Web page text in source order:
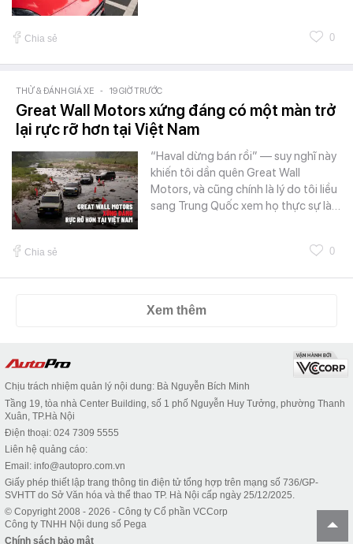
Chia sẻ 0
THỬ & ĐÁNH GIÁ XE - 19 GIỜ TRƯỚC
Great Wall Motors xứng đáng có một màn trở
lại rực rỡ hơn tại Việt Nam
“Haval dừng bán rồi” — suy nghĩ này
khiến tôi dần quên Great Wall
Motors, và cũng chính là lý do tôi liều
sang Trung Quốc xem họ thực sự là…
Chia sẻ 0
Xem thêm
Chịu trách nhiệm quản lý nội dung: Bà Nguyễn Bích Minh
Tầng 19, tòa nhà Center Building, số 1 phố Nguyễn Huy Tưởng, phường Thanh
Xuân, TP.Hà Nội
Điện thoại: 024 7309 5555
Liên hệ quảng cáo:
Email: info@autopro.com.vn
Giấy phép thiết lập trang thông tin điện tử tổng hợp trên mạng số 736/GP-
SVHTT do Sở Văn hóa và thể thao TP. Hà Nội cấp ngày 25/12/2025.
© Copyright 2008 - 2026 - Công ty Cổ phần VCCorp
Công ty TNHH Nội dung số Pega
Chính sách bảo mật